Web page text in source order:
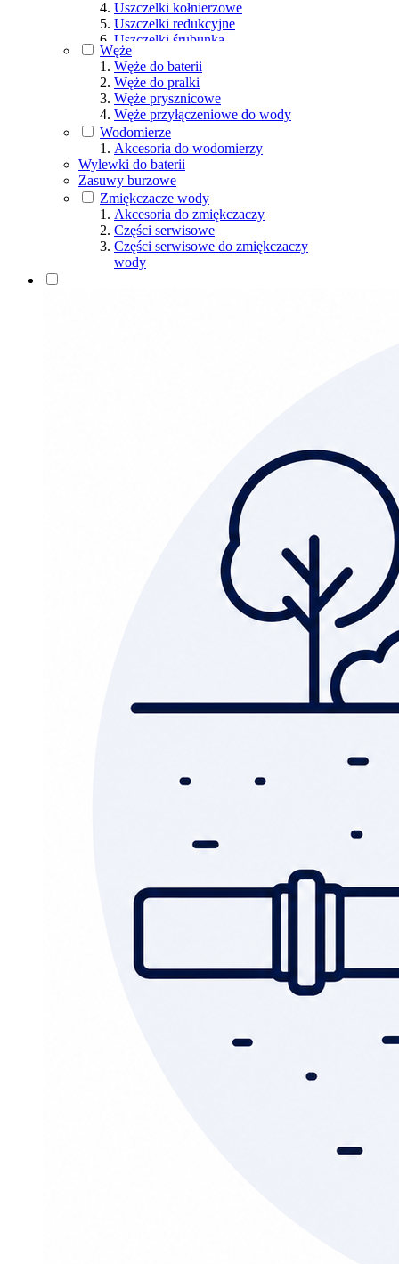
Uszczelki kołnierzowe
Uszczelki redukcyjne
Uszczelki śrubunka
Uszczelki syfonu
Uszczelki trapera
Uszczelki WC
Uszczelki wężyka
Uszczelki wodomierza
Wkładku gumowe, IN SITU
Zestawy naprawcze
Węże
Węże do baterii
Węże do pralki
Węże prysznicowe
Węże przyłączeniowe do wody
Wodomierze
Akcesoria do wodomierzy
Wylewki do baterii
Zasuwy burzowe
Zmiękczacze wody
Akcesoria do zmiękczaczy
Części serwisowe
Części serwisowe do zmiękczaczy
wody